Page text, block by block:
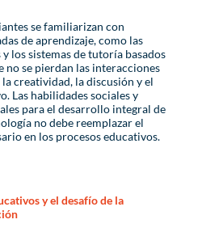
se familiarizan con
de aprendizaje, como las
los sistemas de tutoría basados
no se pierdan las interacciones
creatividad, la discusión y el
Las habilidades sociales y
para el desarrollo integral de
no debe reemplazar el
en los procesos educativos.
y el desafío de la